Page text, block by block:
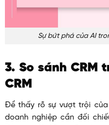
Sự bứt phá của AI
3. So sánh CRM
CRM
Để thấy rõ sự vượt trội
doanh nghiệp cần đối